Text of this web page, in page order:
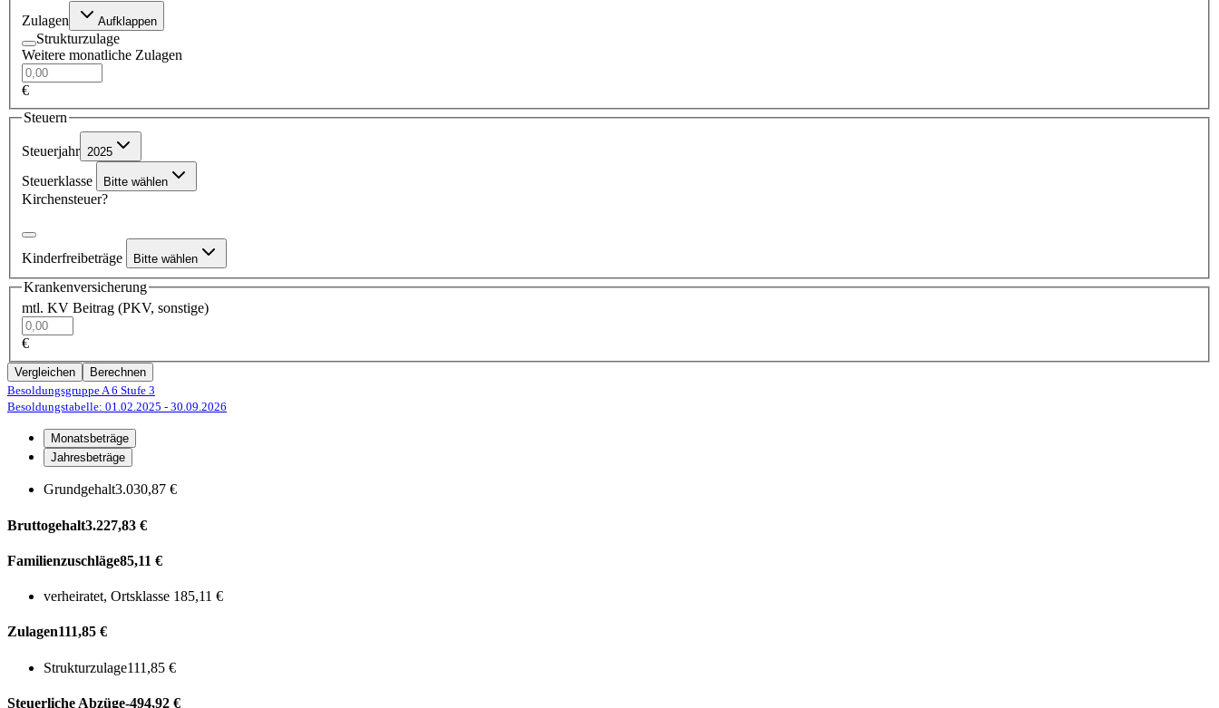
Zulagen Aufklappen
Strukturzulage
Weitere monatliche Zulagen
€
Steuern
Steuerjahr 2025
Steuerklasse Bitte wählen
Kirchensteuer?
Kinderfreibeträge Bitte wählen
Krankenversicherung
mtl. KV Beitrag (PKV, sonstige)
€
Vergleichen
Berechnen
Besoldungsgruppe A 6 Stufe 3
Besoldungstabelle: 01.02.2025 - 30.09.2026
Monatsbeträge
Jahresbeträge
Grundgehalt3.030,87 €
Bruttogehalt3.227,83 €
Familienzuschläge85,11 €
verheiratet, Ortsklasse 185,11 €
Zulagen111,85 €
Strukturzulage111,85 €
Steuerliche Abzüge-494,92 €